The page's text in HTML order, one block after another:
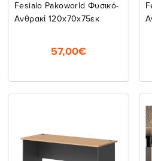
Fesialo Pakoworld Φυσικό-
Ανθρακί 120x70x75εκ
57,00€